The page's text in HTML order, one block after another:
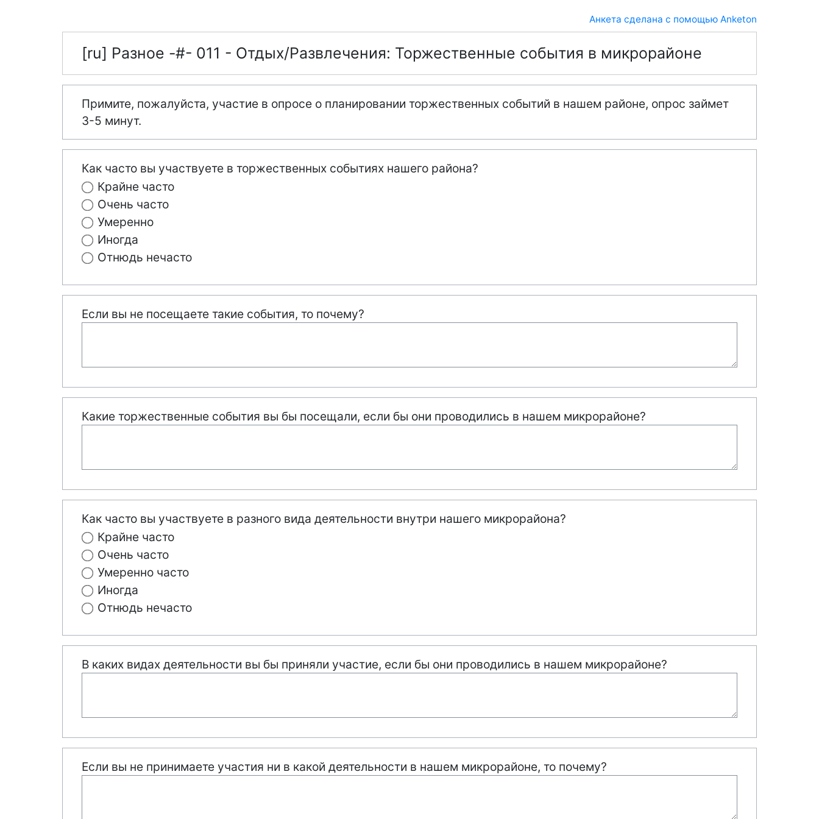
Анкета сделана с помощью Anketon
[ru] Разное -#- 011 - Отдых/Развлечения: Торжественные события в микрорайоне
Примите, пожалуйста, участие в опросе о планировании торжественных событий в нашем районе, опрос займет
3-5 минут.
Как часто вы участвуете в торжественных событиях нашего района?
Крайне часто
Очень часто
Умеренно
Иногда
Отнюдь нечасто
Если вы не посещаете такие события, то почему?
Какие торжественные события вы бы посещали, если бы они проводились в нашем микрорайоне?
Как часто вы участвуете в разного вида деятельности внутри нашего микрорайона?
Крайне часто
Очень часто
Умеренно часто
Иногда
Отнюдь нечасто
В каких видах деятельности вы бы приняли участие, если бы они проводились в нашем микрорайоне?
Если вы не принимаете участия ни в какой деятельности в нашем микрорайоне, то почему?